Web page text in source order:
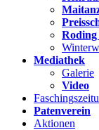
Mediathek
Galerie
Video
Patenverein
Aktionen